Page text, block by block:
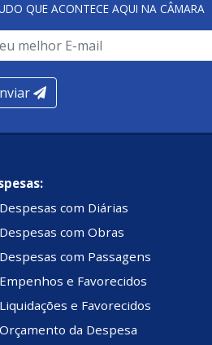
QUE ACONTECE AQUI NA CÂMARA
Despesas com Diárias
Despesas com Obras
Despesas com Passagens
Empenhos e Favorecidos
Liquidações e Favorecidos
Orçamento da Despesa